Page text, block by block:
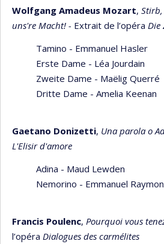
Wolfgang Amadeus Mozart,
uns're Macht! - Extrait de l’opéra Die
Tamino - Emmanuel Hasler
Erste Dame - Léa Jourdain
Zweite Dame - Maëlig Querré
Dritte Dame - Amelia Keenan
Gaetano Donizetti, Una parola o
L'Elisir d'amore
Adina - Maud Lewden
Nemorino - Emmanuel
Francis Poulenc, Pourquoi vous
l’opéra Dialogues des carmélites